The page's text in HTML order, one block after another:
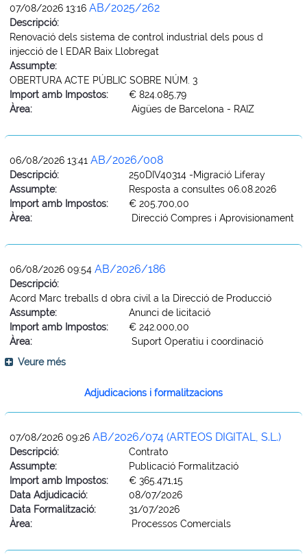
07/08/2026 13:16 AB/2025/262
Descripció:
Renovació dels sistema de control industrial dels pous d
injecció de l EDAR Baix Llobregat
Assumpte:
OBERTURA ACTE PÚBLIC SOBRE NÚM. 3
Import amb Impostos:
€ 824.085,79
Àrea:
Aigües de Barcelona - RAIZ
06/08/2026 13:41 AB/2026/008
Descripció:
250DIV40314 -Migració Liferay
Assumpte:
Resposta a consultes 06.08.2026
Import amb Impostos:
€ 205.700,00
Àrea:
Direcció Compres i Aprovisionament
06/08/2026 09:54 AB/2026/186
Descripció:
Acord Marc treballs d obra civil a la Direcció de Producció
Assumpte:
Anunci de licitació
Import amb Impostos:
€ 242.000,00
Àrea:
Suport Operatiu i coordinació
Veure més
Adjudicacions i formalitzacions
07/08/2026 09:26 AB/2026/074 (ARTEOS DIGITAL, S.L.)
Descripció:
Contrato
Assumpte:
Publicació Formalització
Import amb Impostos:
€ 365.471,15
Data Adjudicació:
08/07/2026
Data Formalització:
31/07/2026
Àrea:
Processos Comercials